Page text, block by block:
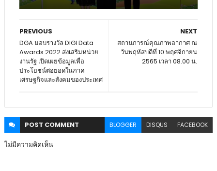
NEXT
สถานการณ์คุณภาพอากาศ ณ
วันพฤหัสบดีที่ 10 พฤศจิกายน
2565 เวลา 08.00 น.
PREVIOUS
DGA มอบรางวัล DIGI Data
Awards 2022 ส่งเสริมหน่วย
งานรัฐ เปิดเผยข้อมูลเพื่อ
ประโยชน์ต่อยอดในภาค
เศรษฐกิจและสังคมของประเทศ
POST COMMENT BLOGGER DISQUS FACEBOOK
ไม่มีความคิดเห็น